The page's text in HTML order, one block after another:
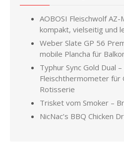
AOBOSI Fleischwolf
kompakt, vielseitig und
Weber Slate GP 56
mobile Plancha für
Typhur Sync Gold Dual
Fleischthermometer für
Rotisserie
Trisket vom Smoker –
NicNac’s BBQ Chicken